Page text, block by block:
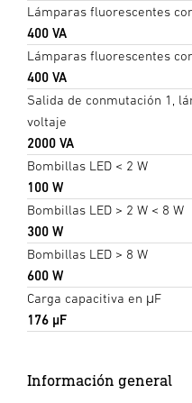
Lámparas fluorescentes
400 VA
Lámparas fluorescentes
400 VA
Salida de conmutación 1,
voltaje
2000 VA
Bombillas LED < 2 W
100 W
Bombillas LED > 2 W < 8 W
300 W
Bombillas LED > 8 W
600 W
Carga capacitiva en μF
176 µF
Información general